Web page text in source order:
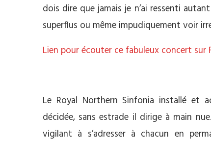
dois dire que jamais je n’ai ressenti
superflus ou même impudiquement voir
Lien pour écouter ce fabuleux concert sur
Le Royal Northern Sinfonia installé et
décidée, sans estrade il dirige à main
vigilant à s’adresser à chacun en